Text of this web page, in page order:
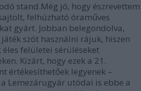
stand.Még jó, hogy észrevettem
felhúzható óraműves
gyárt. Jobban belegondolva,
szót használni rájuk, hiszen
felületei sérüléseket
Kizárt, hogy ezek a 21.
értékesíthetőek legyenek –
Lemezárugyár utódai is ebbe a